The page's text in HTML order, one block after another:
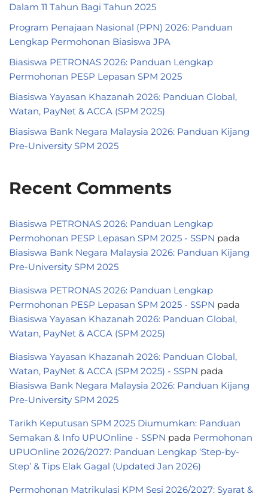
Dalam 11 Tahun Bagi Tahun 2025
Program Penajaan Nasional (PPN) 2026: Panduan
Lengkap Permohonan Biasiswa JPA
Biasiswa PETRONAS 2026: Panduan Lengkap
Permohonan PESP Lepasan SPM 2025
Biasiswa Yayasan Khazanah 2026: Panduan Global,
Watan, PayNet & ACCA (SPM 2025)
Biasiswa Bank Negara Malaysia 2026: Panduan Kijang
Pre-University SPM 2025
Recent Comments
Biasiswa PETRONAS 2026: Panduan Lengkap
Permohonan PESP Lepasan SPM 2025 - SSPN pada
Biasiswa Bank Negara Malaysia 2026: Panduan Kijang
Pre-University SPM 2025
Biasiswa PETRONAS 2026: Panduan Lengkap
Permohonan PESP Lepasan SPM 2025 - SSPN pada
Biasiswa Yayasan Khazanah 2026: Panduan Global,
Watan, PayNet & ACCA (SPM 2025)
Biasiswa Yayasan Khazanah 2026: Panduan Global,
Watan, PayNet & ACCA (SPM 2025) - SSPN pada
Biasiswa Bank Negara Malaysia 2026: Panduan Kijang
Pre-University SPM 2025
Tarikh Keputusan SPM 2025 Diumumkan: Panduan
Semakan & Info UPUOnline - SSPN pada Permohonan
UPUOnline 2026/2027: Panduan Lengkap ‘Step-by-
Step’ & Tips Elak Gagal (Updated Jan 2026)
Permohonan Matrikulasi KPM Sesi 2026/2027: Syarat &